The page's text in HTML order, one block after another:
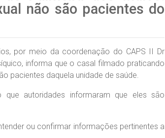
não são pacientes do
por meio da coordenação do CAPS II Dr
informa que o casal filmado praticando
pacientes daquela unidade de saúde.
que autoridades informaram que eles são
ou confirmar informações pertinentes a